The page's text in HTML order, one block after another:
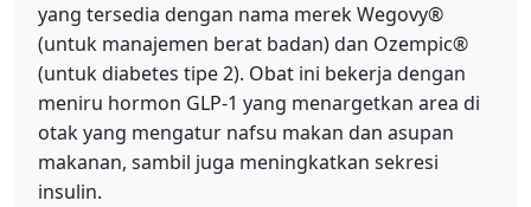
yang tersedia dengan nama merek Wegovy®
(untuk manajemen berat badan) dan Ozempic®
(untuk diabetes tipe 2). Obat ini bekerja dengan
meniru hormon GLP-1 yang menargetkan area di
otak yang mengatur nafsu makan dan asupan
makanan, sambil juga meningkatkan sekresi
insulin.